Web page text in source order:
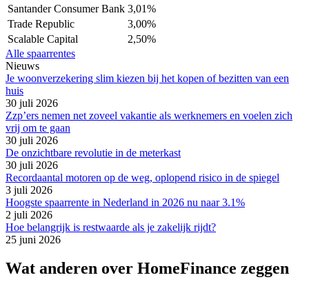
Santander Consumer Bank 3,01%
Trade Republic
3,00%
Scalable Capital
2,50%
Alle spaarrentes
Nieuws
Je woonverzekering slim kiezen bij het kopen of bezitten van een
huis
30 juli 2026
Zzp’ers nemen net zoveel vakantie als werknemers en voelen zich
vrij om te gaan
30 juli 2026
De onzichtbare revolutie in de meterkast
30 juli 2026
Recordaantal motoren op de weg, oplopend risico in de spiegel
3 juli 2026
Hoogste spaarrente in Nederland in 2026 nu naar 3.1%
2 juli 2026
Hoe belangrijk is restwaarde als je zakelijk rijdt?
25 juni 2026
Wat anderen over HomeFinance zeggen